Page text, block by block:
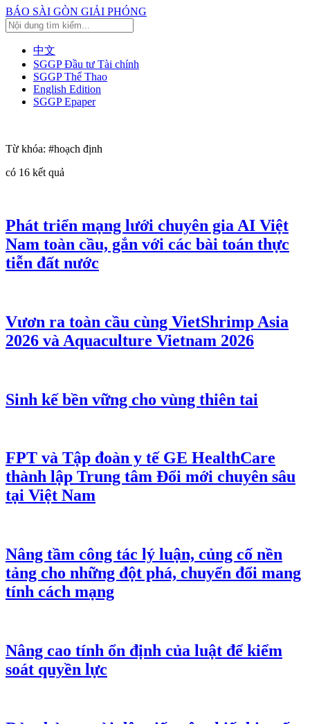
BÁO SÀI GÒN GIẢI PHÓNG
中文
SGGP Đầu tư Tài chính
SGGP Thể Thao
English Edition
SGGP Epaper
Từ khóa: #hoạch định
có 16 kết quả
Phát triển mạng lưới chuyên gia AI Việt
Nam toàn cầu, gắn với các bài toán thực
tiễn đất nước
Vươn ra toàn cầu cùng VietShrimp Asia
2026 và Aquaculture Vietnam 2026
Sinh kế bền vững cho vùng thiên tai
FPT và Tập đoàn y tế GE HealthCare
thành lập Trung tâm Đổi mới chuyên sâu
tại Việt Nam
Nâng tầm công tác lý luận, củng cố nền
tảng cho những đột phá, chuyển đổi mang
tính cách mạng
Nâng cao tính ổn định của luật để kiểm
soát quyền lực